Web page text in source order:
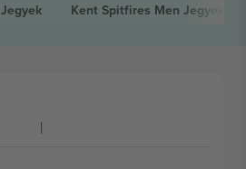
Jegyek Kent Spitfires Men Jegyek